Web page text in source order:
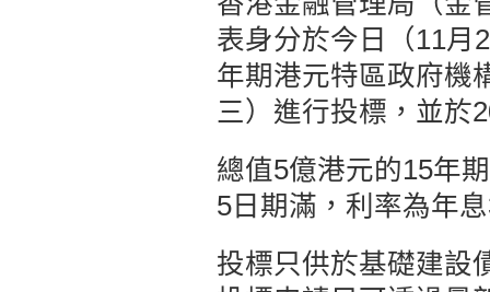
表身分於今日（11月
年期港元特區政府機
三）進行投標，並於
總值5億港元的15年
5日期滿，利率為年
投標只供於基礎建設